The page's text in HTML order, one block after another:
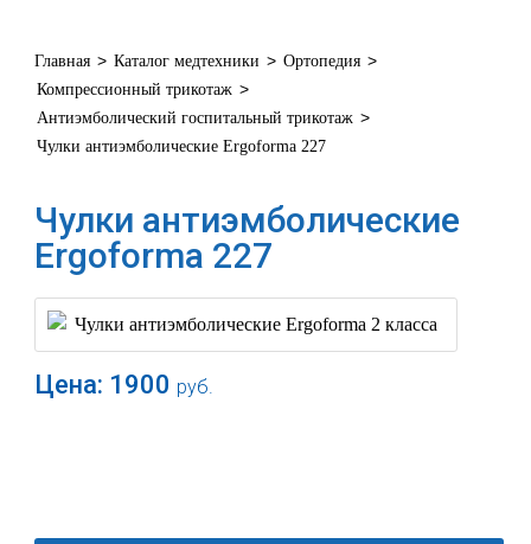
Главная > Каталог медтехники > Ортопедия >
Компрессионный трикотаж >
Антиэмболический госпитальный трикотаж >
Чулки антиэмболические Ergoforma 227
Чулки антиэмболические
Ergoforma 227
Цена: 1900 руб.